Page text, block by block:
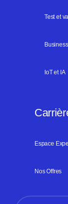
Test et
IoT et IA
Espace
Nos Offres